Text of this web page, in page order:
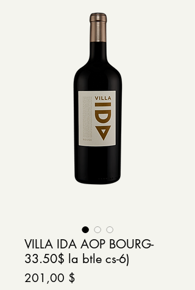
VILLA IDA AOP BOURG-
33.50$ la btle cs-6)
201,00 $